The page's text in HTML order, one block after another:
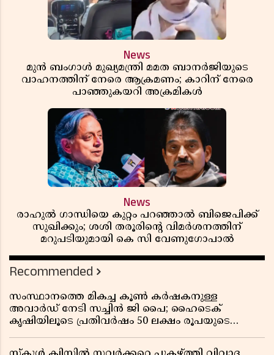
News
മുൻ ബംഗാൾ മുഖ്യമന്ത്രി മമത ബാനർജിയുടെ
വാഹനത്തിന് നേരെ ആക്രമണം; കാറിന് നേരെ
പാഞ്ഞുകയറി അക്രമികൾ
News
രാഹുൽ ഗാന്ധിയെ കുറ്റം പറഞ്ഞാൽ ബിജെപിക്ക്
സുഖിക്കും; ശശി തരൂരിന്റെ വിമർശനത്തിന്
മറുപടിയുമായി കെ സി വേണുഗോപാൽ
Recommended
സംസ്ഥാനത്തെ മികച്ച കൂൺ കർഷകനുള്ള
അവാർഡ് നേടി സച്ചിൻ ജി പൈ; ഹൈടെക്
കൃഷിയിലൂടെ പ്രതിവർഷം 50 ലക്ഷം രൂപയുടെ